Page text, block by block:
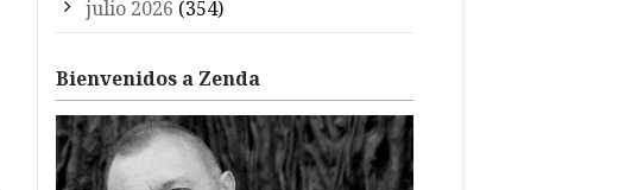
julio 2026 (354)
Bienvenidos a Zenda